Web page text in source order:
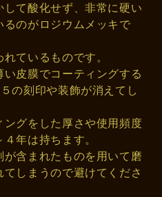
て酸化せず、非常に硬い
のがロジウムメッキで
ているものです。
皮膜でコーティングする
の刻印や装飾が消えてし
ングをした厚さや使用頻度
年は持ちます。
含まれたものを用いて磨
しまうので避けてくださ